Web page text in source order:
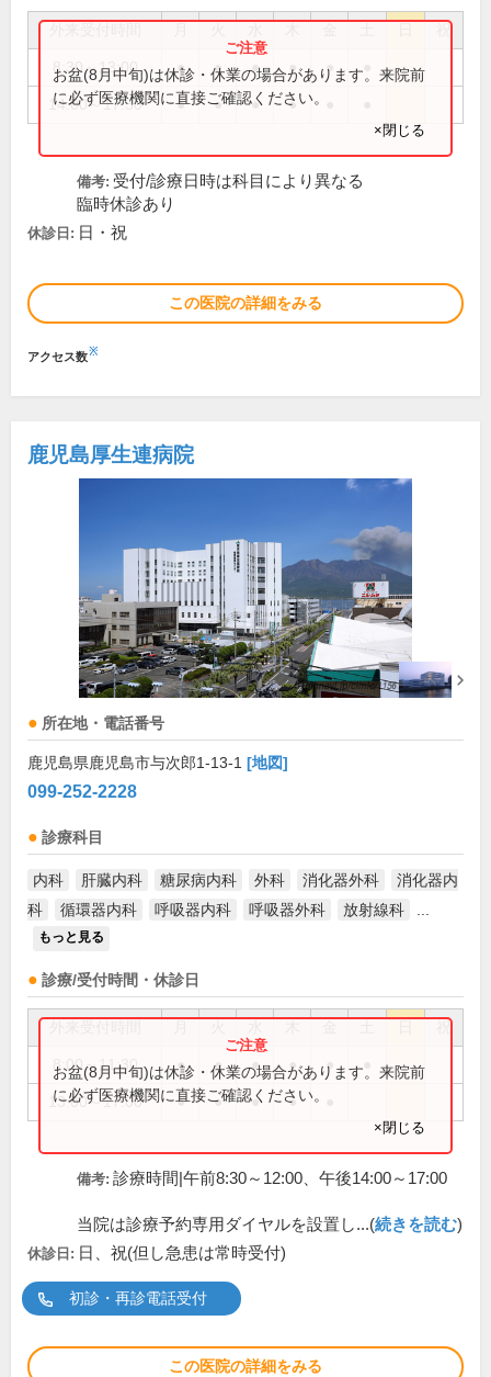
祝
8:30～13:00 ● ● ● ● ●
14:00～17:30 ● ● ● ●
お盆(8月中旬)は休診・休業の場合があります。来院前
に必ず医療機関に直接ご確認ください。
×閉じる
備考: 受付/診療日時は科目により異なる
臨時休診あり
休診日: 日・祝
この医院の詳細をみる
アクセス数※
鹿児島厚生連病院
所在地・電話番号
鹿児島県鹿児島市与次郎1-13-1 [地図]
099-252-2228
診療科目
内科 肝臓内科 糖尿病内科 外科 消化器外科
消化器内
科
循環器内科 呼吸器内科 呼吸器外科 放射線科
もっと見る
診療/受付時間・休診日
祝
8:00～11:30 ● ● ● ● ●
13:00～17:00 ● ● ● ●
お盆(8月中旬)は休診・休業の場合があります。来院前
に必ず医療機関に直接ご確認ください。
×閉じる
備考: 診療時間|午前8:30～12:00、午後14:00～17:00
当院は診療予約専用ダイヤルを設置し...(続きを読む)
休診日: 日、祝(但し急患は常時受付)
初診・再診電話受付
この医院の詳細をみる